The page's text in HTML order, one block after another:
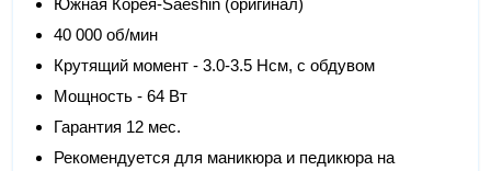
Южная Корея-Saeshin (оригинал)
40 000 об/мин
Крутящий момент - 3.0-3.5 Нсм, с обдувом
Мощность - 64 Вт
Гарантия 12 мес.
Рекомендуется для маникюра и педикюра на